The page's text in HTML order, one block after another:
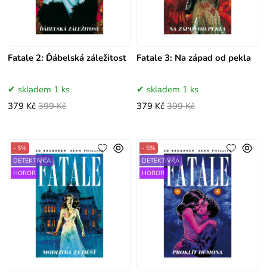
Fatale 2: Ďábelská záležitost
skladem 1 ks
379 Kč 399 Kč
Fatale 3: Na západ od pekla
skladem 1 ks
379 Kč 399 Kč
- 5%
DETEKTIVKA
HOROR
- 5%
DETEKTIVKA
HOROR